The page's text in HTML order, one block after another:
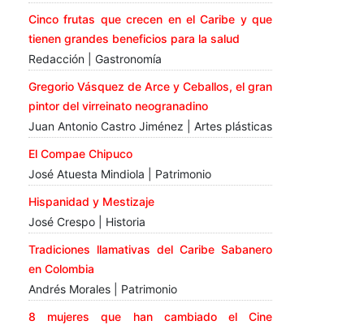
Cinco frutas que crecen en el Caribe y que
tienen grandes beneficios para la salud
Redacción | Gastronomía
Gregorio Vásquez de Arce y Ceballos, el gran
pintor del virreinato neogranadino
Juan Antonio Castro Jiménez | Artes plásticas
El Compae Chipuco
José Atuesta Mindiola | Patrimonio
Hispanidad y Mestizaje
José Crespo | Historia
Tradiciones llamativas del Caribe Sabanero
en Colombia
Andrés Morales | Patrimonio
8 mujeres que han cambiado el Cine